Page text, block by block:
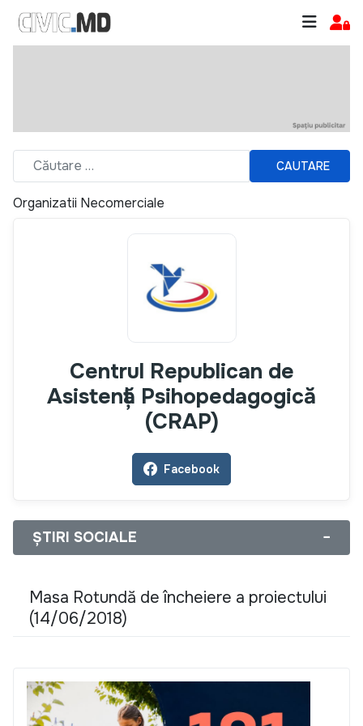
CAUTARE
Organizatii Necomerciale
Centrul Republican de
Asistență Psihopedagogică
(CRAP)
Facebook
ȘTIRI SOCIALE −
Masa Rotundă de încheiere a proiectului
(14/06/2018)